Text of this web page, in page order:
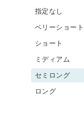
指定なし
ベリーショート
ショート
ミディアム
セミロング
ロング